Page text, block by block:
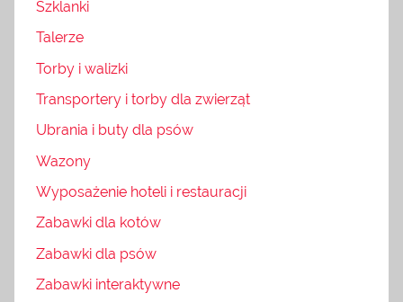
Szklanki
Talerze
Torby i walizki
Transportery i torby dla zwierząt
Ubrania i buty dla psów
Wazony
Wyposażenie hoteli i restauracji
Zabawki dla kotów
Zabawki dla psów
Zabawki interaktywne